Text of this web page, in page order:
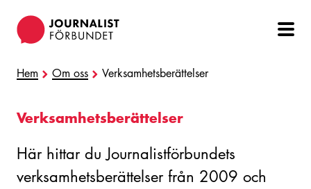
Hem Om oss Verksamhetsberättelser
Verksamhetsberättelser
Här hittar du Journalistförbundets
verksamhetsberättelser från 2009 och